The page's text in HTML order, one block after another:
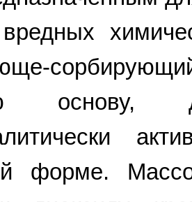
основу,
форме.